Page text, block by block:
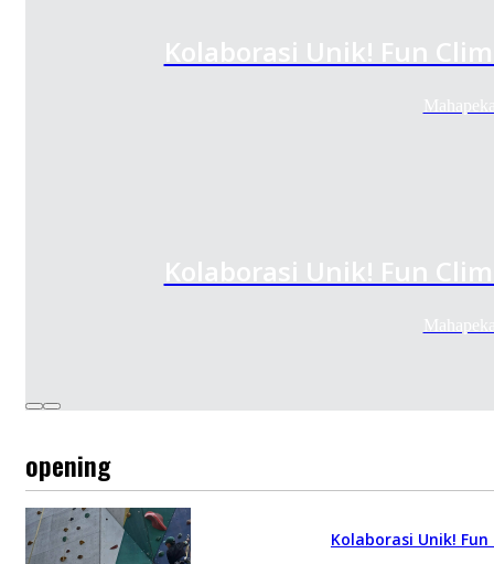
Kolaborasi Unik! Fun
Kolaborasi Unik! Fun
opening
Kolaborasi Unik!